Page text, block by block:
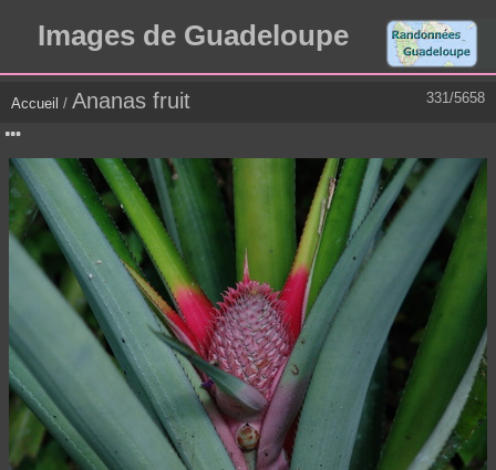
Images de Guadeloupe
331/5658
Accueil / Ananas fruit